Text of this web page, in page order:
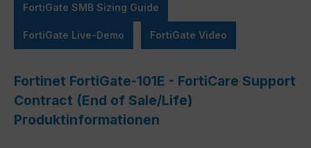
FortiGate SMB Sizing Guide
FortiGate Live-Demo FortiGate Video
Fortinet FortiGate-101E - FortiCare Support
Contract (End of Sale/Life)
Produktinformationen